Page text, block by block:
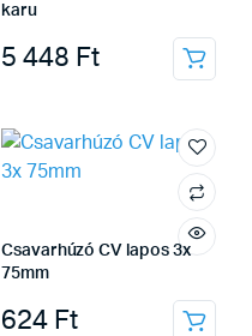
karu
5 448 Ft
Csavarhúzó CV lapos 3x
75mm
624 Ft